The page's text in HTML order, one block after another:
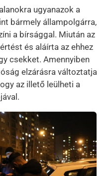
ugyanazok a
bármely állampolgárra,
a bírsággal. Miután az
és aláírta az ehhez
csekket. Amennyiben
elzárásra változtatja
az illető leülheti a